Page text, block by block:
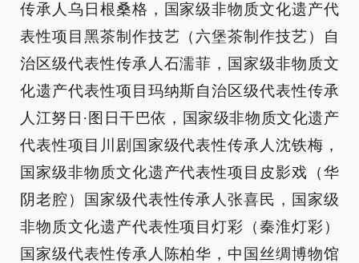
传承人乌日根桑格，国家级非物质文化遗产代
表性项目黑茶制作技艺（六堡茶制作技艺）自
治区级代表性传承人石濡菲，国家级非物质文
化遗产代表性项目玛纳斯自治区级代表性传承
人江努日·图日干巴依，国家级非物质文化遗产
代表性项目川剧国家级代表性传承人沈铁梅，
国家级非物质文化遗产代表性项目皮影戏（华
阴老腔）国家级代表性传承人张喜民，国家级
非物质文化遗产代表性项目灯彩（秦淮灯彩）
国家级代表性传承人陈柏华，中国丝绸博物馆